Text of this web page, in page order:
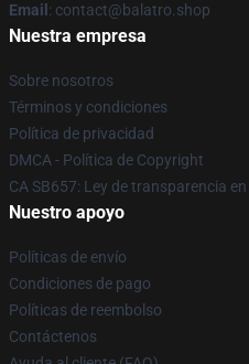
Email : contact@balatro.shop
Nuestra empresa
Sobre nosotros
Términos y condiciones
Política de privacidad
DMCA - Política de Copyright
CA SB657: Ley de transparencia
Nuestro apoyo
Políticas de envío
Condiciones de pago
Políticas de reembolso
Contáctenos